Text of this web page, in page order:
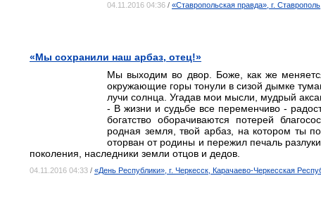
04.11.2016 04:36 / «Ставропольская правда», г.
«Мы сохранили наш арбаз, отец!»
Мы выходим во двор. Боже, как же
окружающие горы тонули в сизой дымке
лучи солнца. Угадав мои мысли, мудрый
- В жизни и судьбе все переменчиво -
богатство оборачиваются потерей
родная земля, твой арбаз, на котором ты
оторван от родины и пережил печаль
поколения, наследники земли отцов и дедов.
04.11.2016 04:33 / «День Республики», г. Черкесск, Карачаево-Черкесская